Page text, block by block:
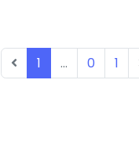
1 ... 0 1